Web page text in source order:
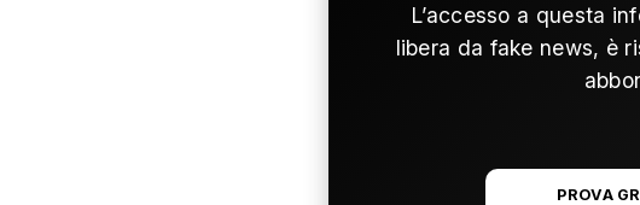
L’accesso a questa
libera da fake news, è
PROVA